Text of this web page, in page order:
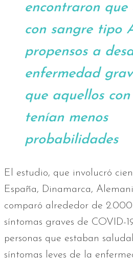
encontraron que
con sangre tipo
propensos a
enfermedad
que aquellos
tenían menos
probabilidades
El estudio, que involucró
España, Dinamarca,
comparó alrededor de
síntomas graves de COVID-
personas que estaban
síntomas leves de la